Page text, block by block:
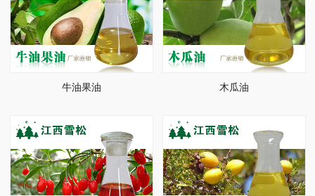
牛油果油 木瓜油